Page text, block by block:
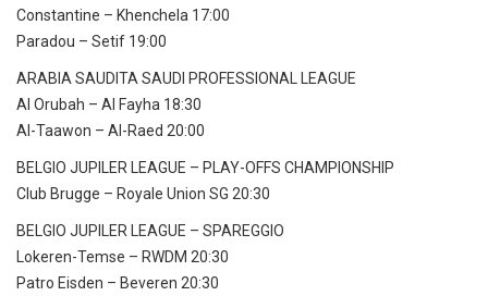
Constantine – Khenchela 17:00
Paradou – Setif 19:00
ARABIA SAUDITA SAUDI PROFESSIONAL LEAGUE
Al Orubah – Al Fayha 18:30
Al-Taawon – Al-Raed 20:00
BELGIO JUPILER LEAGUE – PLAY-OFFS CHAMPIONSHIP
Club Brugge – Royale Union SG 20:30
BELGIO JUPILER LEAGUE – SPAREGGIO
Lokeren-Temse – RWDM 20:30
Patro Eisden – Beveren 20:30